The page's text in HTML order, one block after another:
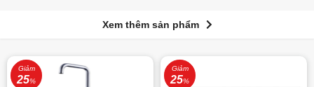
Xem thêm sản phẩm
Giảm
25%
Giảm
25%